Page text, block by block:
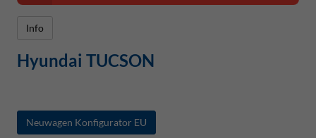
Info
Hyundai TUCSON
Neuwagen Konfigurator EU